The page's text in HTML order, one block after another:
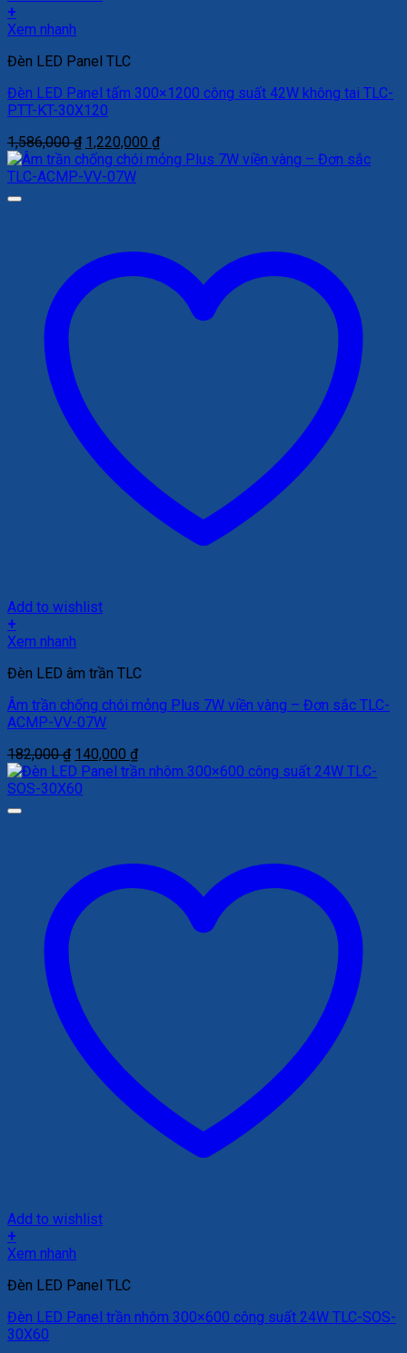
+
Xem nhanh
Đèn LED Panel TLC
Đèn LED Panel tấm 300×1200 công suất 42W không tai TLC-
PTT-KT-30X120
1,586,000₫ Giá
gốc
là:
1,220,000 ₫Giá
hiện
Add to wishlist
+
Xem nhanh
Đèn LED âm trần TLC
Âm trần chống chói mỏng Plus 7W viền vàng – Đơn sắc TLC-
ACMP-VV-07W
182,000₫ Giá
gốc
là:
140,000 ₫Giá
hiện
Add to wishlist
+
Xem nhanh
Đèn LED Panel TLC
Đèn LED Panel trần nhôm 300×600 công suất 24W TLC-SOS-
30X60